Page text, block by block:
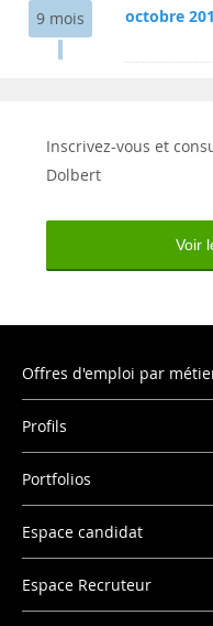
9 mois octobre
Inscrivez-vous et
Dolbert
Voir
Offres d'emploi par
Profils
Portfolios
Espace candidat
Espace Recruteur